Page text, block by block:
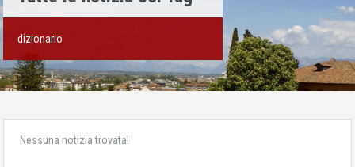
dizionario
Nessuna notizia trovata!